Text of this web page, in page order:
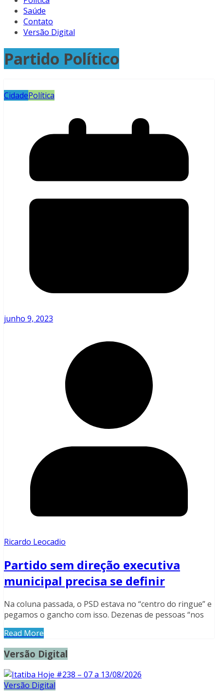
Saúde
Contato
Versão Digital
Partido Político
CidadePolítica
junho 9, 2023
Ricardo Leocadio
Partido sem direção executiva
municipal precisa se definir
Na coluna passada, o PSD estava no “centro do ringue” e
pegamos o gancho com isso. Dezenas de pessoas “nos
Read More
Versão Digital
Versão Digital